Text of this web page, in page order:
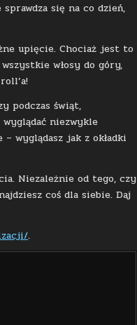
się na co dzień,
upięcie. Chociaż jest to
włosy do góry,
podczas świąt,
niezwykle
wyglądasz jak z okładki
Niezależnie od tego, czy
coś dla siebie. Daj
.